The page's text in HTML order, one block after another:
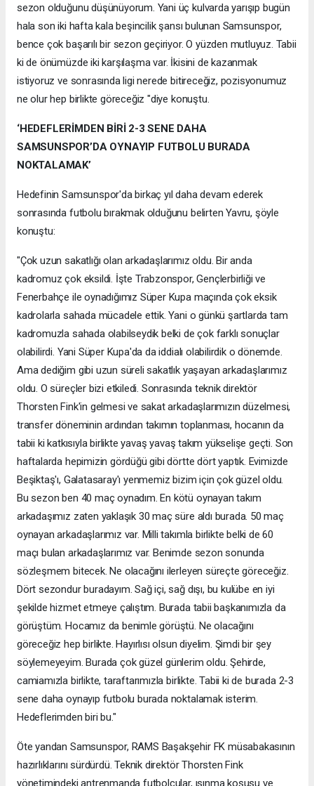
sezon olduğunu düşünüyorum. Yani üç kulvarda yarışıp bugün
hala son iki hafta kala beşincilik şansı bulunan Samsunspor,
bence çok başarılı bir sezon geçiriyor. O yüzden mutluyuz. Tabii
ki de önümüzde iki karşılaşma var. İkisini de kazanmak
istiyoruz ve sonrasında ligi nerede bitireceğiz, pozisyonumuz
ne olur hep birlikte göreceğiz "diye konuştu.
‘HEDEFLERİMDEN BİRİ 2-3 SENE DAHA
SAMSUNSPOR’DA OYNAYIP FUTBOLU BURADA
NOKTALAMAK’
Hedefinin Samsunspor'da birkaç yıl daha devam ederek
sonrasında futbolu bırakmak olduğunu belirten Yavru, şöyle
konuştu:
"Çok uzun sakatlığı olan arkadaşlarımız oldu. Bir anda
kadromuz çok eksildi. İşte Trabzonspor, Gençlerbirliği ve
Fenerbahçe ile oynadığımız Süper Kupa maçında çok eksik
kadrolarla sahada mücadele ettik. Yani o günkü şartlarda tam
kadromuzla sahada olabilseydik belki de çok farklı sonuçlar
olabilirdi. Yani Süper Kupa'da da iddialı olabilirdik o dönemde.
Ama dediğim gibi uzun süreli sakatlık yaşayan arkadaşlarımız
oldu. O süreçler bizi etkiledi. Sonrasında teknik direktör
Thorsten Fink'in gelmesi ve sakat arkadaşlarımızın düzelmesi,
transfer döneminin ardından takımın toplanması, hocanın da
tabii ki katkısıyla birlikte yavaş yavaş takım yükselişe geçti. Son
haftalarda hepimizin gördüğü gibi dörtte dört yaptık. Evimizde
Beşiktaş'ı, Galatasaray'ı yenmemiz bizim için çok güzel oldu.
Bu sezon ben 40 maç oynadım. En kötü oynayan takım
arkadaşımız zaten yaklaşık 30 maç süre aldı burada. 50 maç
oynayan arkadaşlarımız var. Milli takımla birlikte belki de 60
maçı bulan arkadaşlarımız var. Benimde sezon sonunda
sözleşmem bitecek. Ne olacağını ilerleyen süreçte göreceğiz.
Dört sezondur buradayım. Sağ içi, sağ dışı, bu kulübe en iyi
şekilde hizmet etmeye çalıştım. Burada tabii başkanımızla da
görüştüm. Hocamız da benimle görüştü. Ne olacağını
göreceğiz hep birlikte. Hayırlısı olsun diyelim. Şimdi bir şey
söylemeyeyim. Burada çok güzel günlerim oldu. Şehirde,
camiamızla birlikte, taraftarımızla birlikte. Tabii ki de burada 2-3
sene daha oynayıp futbolu burada noktalamak isterim.
Hedeflerimden biri bu."
Öte yandan Samsunspor, RAMS Başakşehir FK müsabakasının
hazırlıklarını sürdürdü. Teknik direktör Thorsten Fink
yönetimindeki antrenmanda futbolcular, ısınma koşusu ve